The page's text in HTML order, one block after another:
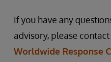
If you have any
advisory, please contact
Worldwide Response